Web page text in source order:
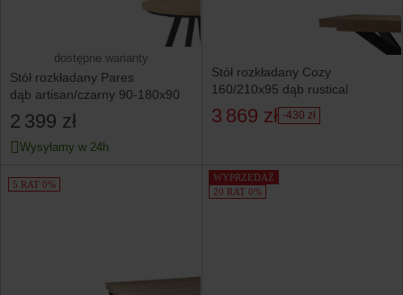
dostępne warianty
Stół rozkładany Pares
dąb artisan/czarny 90-180x90
2 399 zł
Wysyłamy w 24h
Stół rozkładany Cozy
160/210x95 dąb rustical
3 869 zł -430 zł
5 RAT 0%
WYPRZEDAŻ
20 RAT 0%